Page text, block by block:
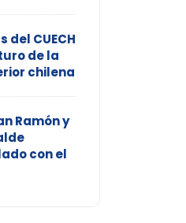
del CUECH
de la
chilena
Ramón y
con el